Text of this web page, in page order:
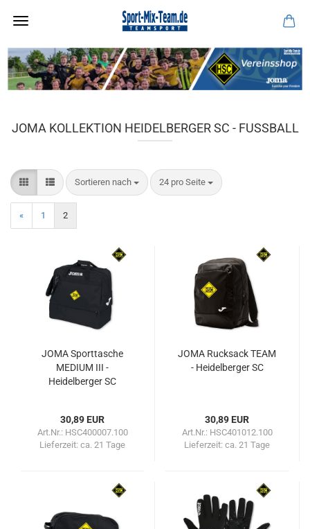
JOMA KOLLEKTION HEIDELBERGER SC - FUSSBALL
Sortieren nach
Sortieren nach 24 pro Seite
pro Seite
« 1 2
JOMA Sporttasche
MEDIUM III -
Heidelberger SC
30,89 EUR
Art.Nr.: HSC400007.100
Lieferzeit: ca. 21 Tage
JOMA Rucksack TEAM
- Heidelberger SC
30,89 EUR
Art.Nr.: HSC401012.100
Lieferzeit: ca. 21 Tage